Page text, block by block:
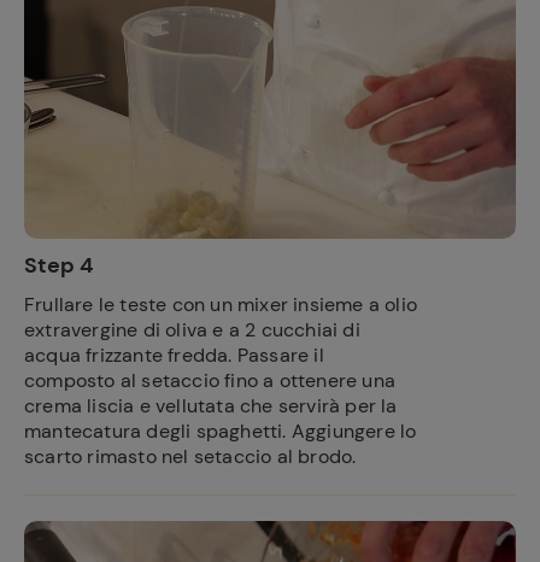
Step 4
Frullare le teste con un mixer insieme a olio
extravergine di oliva e a 2 cucchiai di
acqua frizzante fredda. Passare il
composto al setaccio fino a ottenere una
crema liscia e vellutata che servirà per la
mantecatura degli spaghetti. Aggiungere lo
scarto rimasto nel setaccio al brodo.